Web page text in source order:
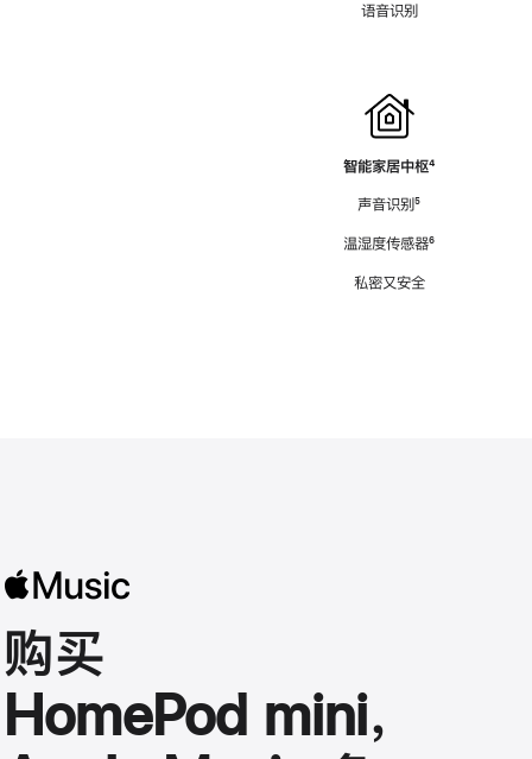
语音识别
智能家居中枢脚
⁴
声音识别脚
⁵
温湿度传感器脚
⁶
私密又安全
购买
HomePod mini，